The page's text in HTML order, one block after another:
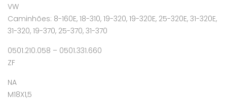
VW
Caminhões: 8-160E, 18-310, 19-320, 19-320E, 25-320E, 31-320E,
31-320, 19-370, 25-370, 31-370
0501.210.058 – 0501.331.660
ZF
NA
M18X1,5